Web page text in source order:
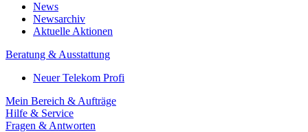
News
Newsarchiv
Aktuelle Aktionen
Beratung & Ausstattung
Neuer Telekom Profi
Mein Bereich & Aufträge
Hilfe & Service
Fragen & Antworten